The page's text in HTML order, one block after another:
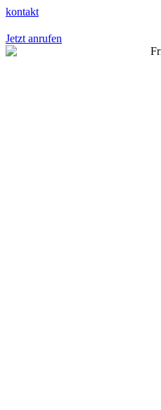
kontakt
Jetzt anrufen